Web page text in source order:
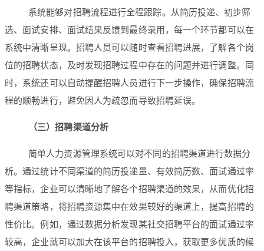
系统能够对招聘流程进行全程跟踪。从简历投递、初步筛
选、面试安排、面试结果反馈到最终录用，每一个环节都可以在
系统中清晰呈现。招聘人员可以随时查看招聘进展，了解各个岗
位的招聘状态，及时发现招聘过程中存在的问题并进行调整。同
时，系统还可以自动提醒招聘人员进行下一步操作，确保招聘流
程的顺畅进行，避免因人为疏忽而导致招聘延误。
（三）招聘渠道分析
简单人力资源管理系统可以对不同的招聘渠道进行数据分
析。通过统计不同渠道的简历投递量、有效简历数、面试通过率
等指标，企业可以清晰地了解各个招聘渠道的效果，从而优化招
聘渠道策略，将招聘资源集中在效果较好的渠道上，提高招聘的
性价比。例如，通过数据分析发现某社交招聘平台的面试通过率
较高，企业就可以加大在该平台的招聘投入，获取更多优质的候